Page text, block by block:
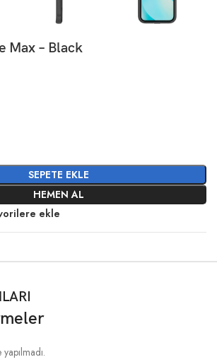
Max – Black
SEPETE EKLE
HEMEN AL
ekle